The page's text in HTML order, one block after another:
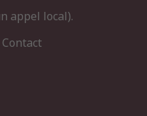
appel local).